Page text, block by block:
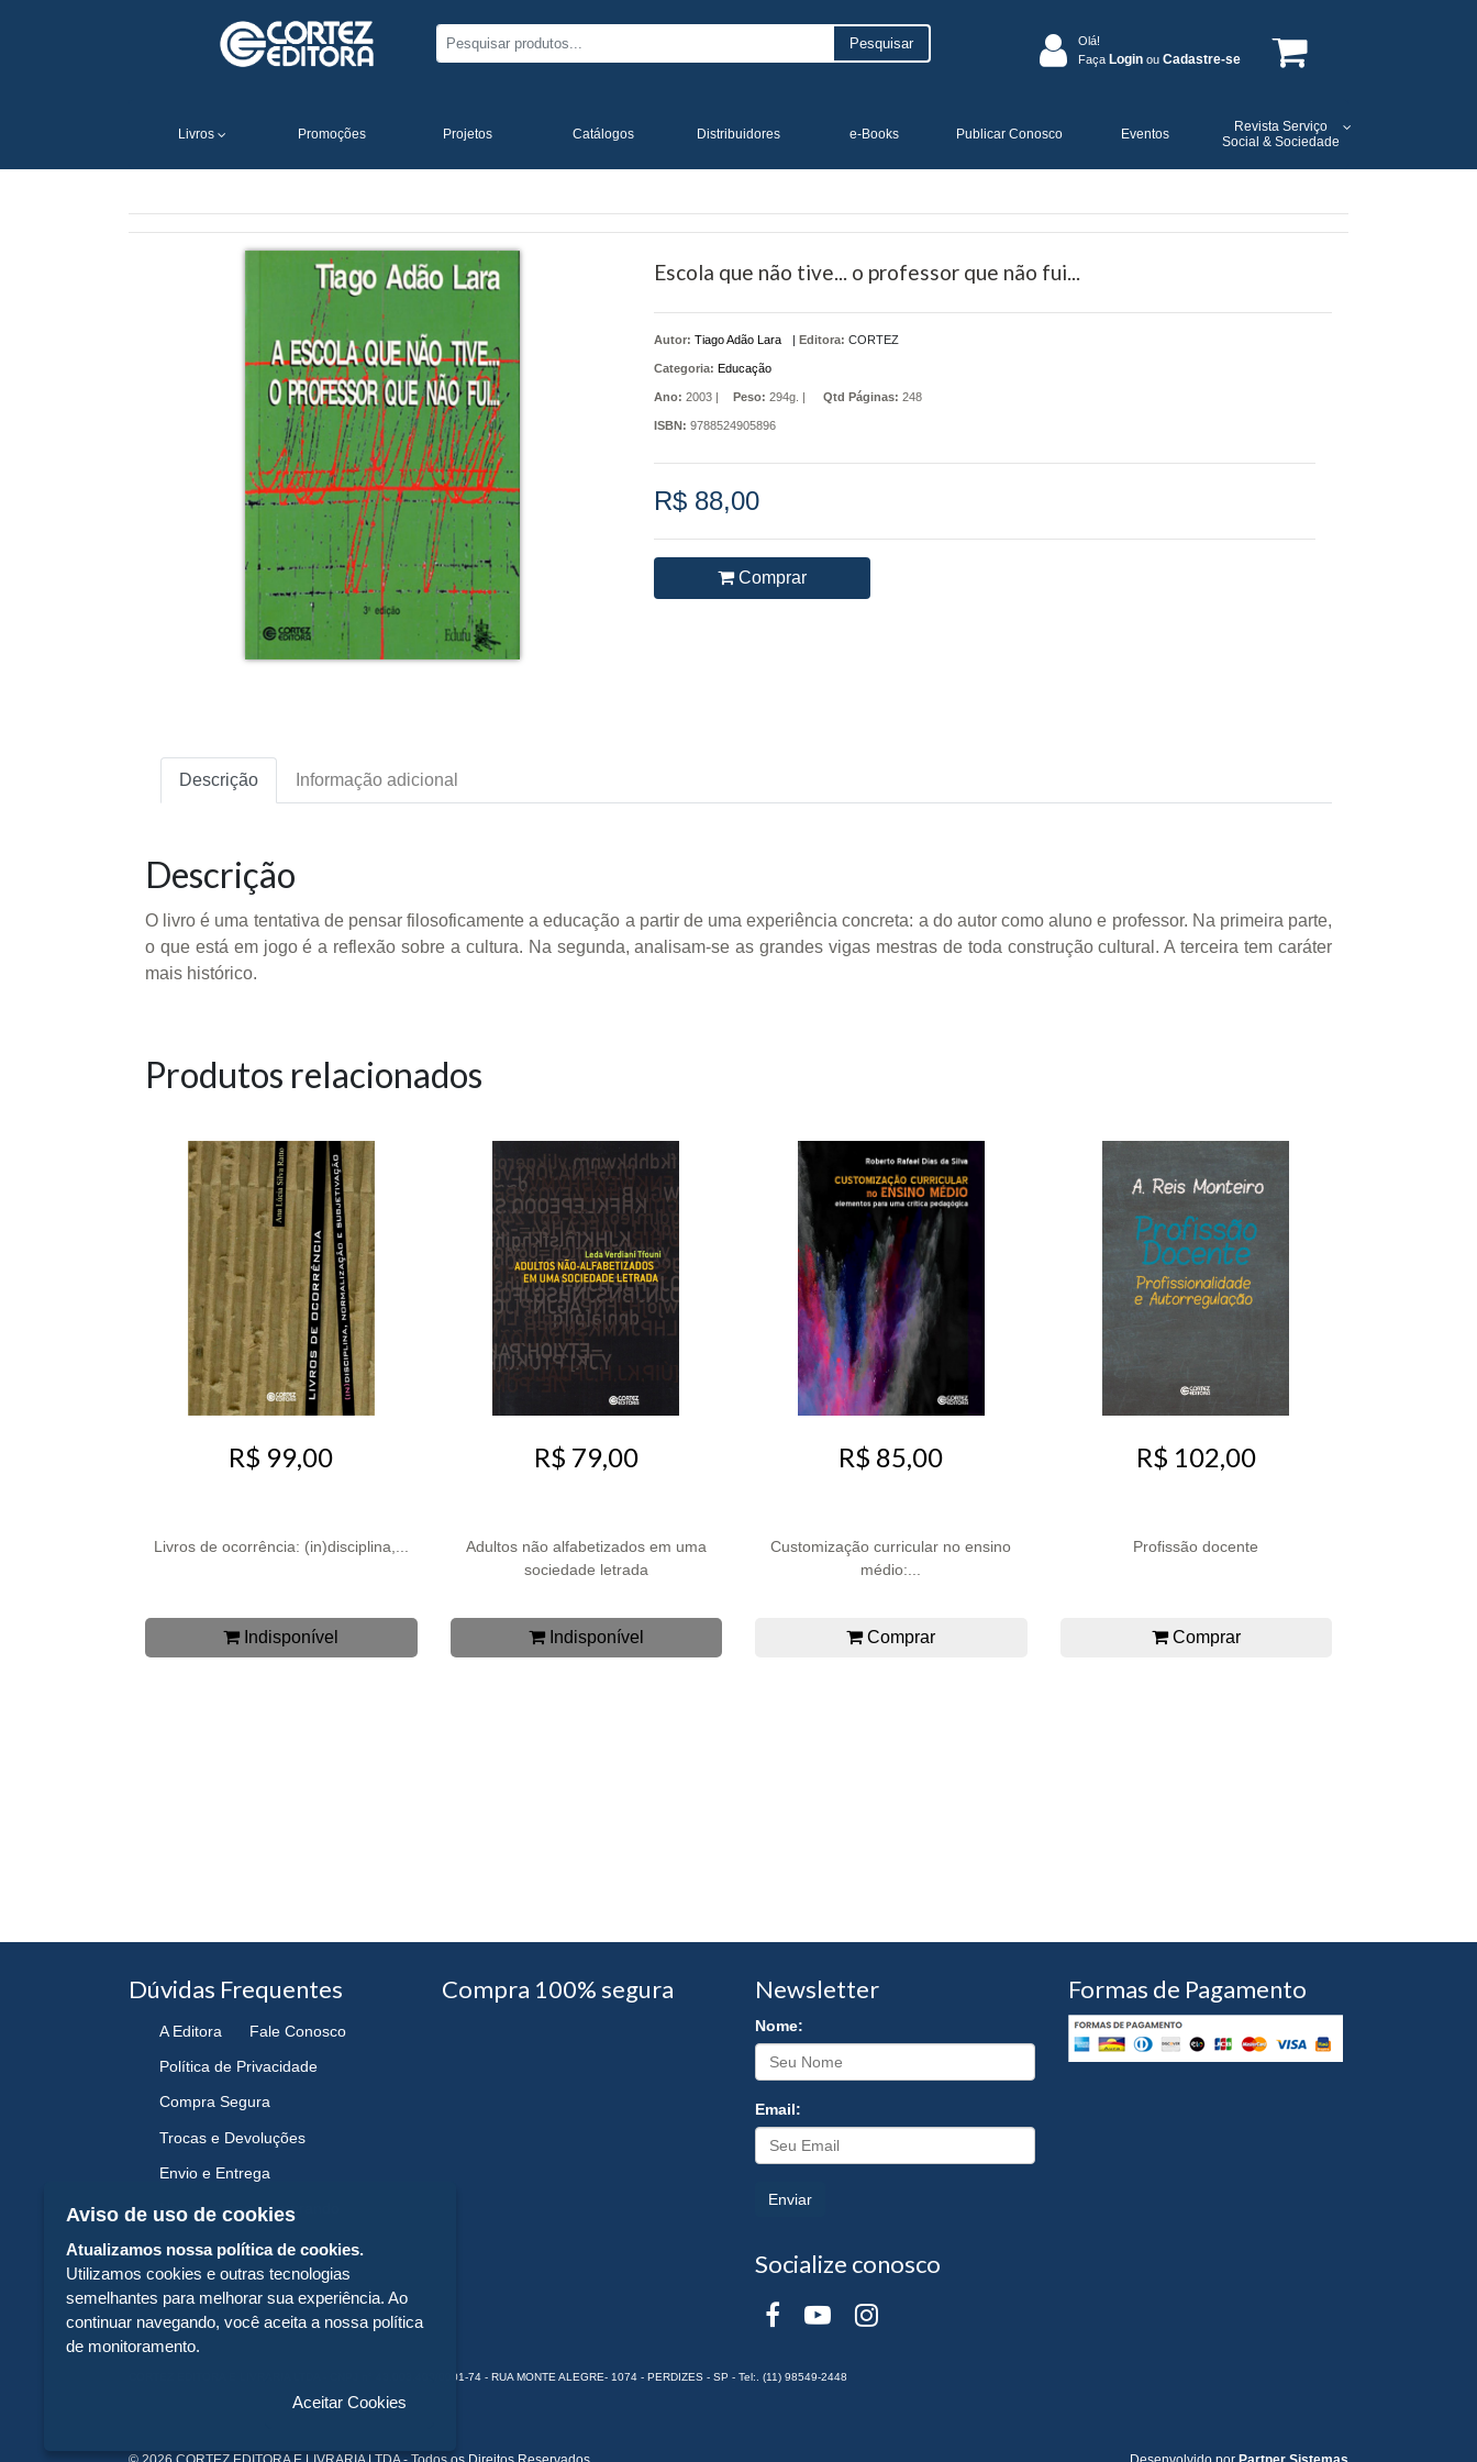
Pesquisar
Olá!
Faça Login ou Cadastre-se
Livros Promoções Projetos Catálogos Distribuidores e-Books Publicar Conosco Eventos
Revista Serviço
Social & Sociedade
Escola que não tive... o professor que não fui...
Autor: Tiago Adão Lara | Editora: CORTEZ
Categoria: Educação
Ano: 2003 | Peso: 294g. | Qtd Páginas: 248
ISBN: 9788524905896
R$ 88,00
Comprar
Descrição Informação adicional
Descrição
O livro é uma tentativa de pensar filosoficamente a educação a partir de uma experiência concreta: a do autor como aluno e professor. Na primeira parte,
o que está em jogo é a reflexão sobre a cultura. Na segunda, analisam-se as grandes vigas mestras de toda construção cultural. A terceira tem caráter
mais histórico.
Produtos relacionados
R$ 99,00
Livros de ocorrência: (in)disciplina,...
Indisponível
R$ 79,00
Adultos não alfabetizados em uma
sociedade letrada
Indisponível
R$ 85,00
Customização curricular no ensino
médio:...
Comprar
R$ 102,00
Profissão docente
Comprar
Dúvidas Frequentes
A Editora Fale Conosco
Política de Privacidade
Compra Segura
Trocas e Devoluções
Envio e Entrega
Navegando e Comprando
Compra 100% segura Newsletter
Nome:
Email:
Enviar
Socialize conosco
Formas de Pagamento
CORTEZ EDITORA E LIVRARIA LTDA - CNPJ n° 43.003.409/0001-74 - RUA MONTE ALEGRE- 1074 - PERDIZES - SP - Tel:. (11) 98549-2448
Aviso de uso de cookies
Atualizamos nossa política de cookies.
Utilizamos cookies e outras tecnologias
semelhantes para melhorar sua experiência. Ao
continuar navegando, você aceita a nossa política
de monitoramento.
Aceitar Cookies